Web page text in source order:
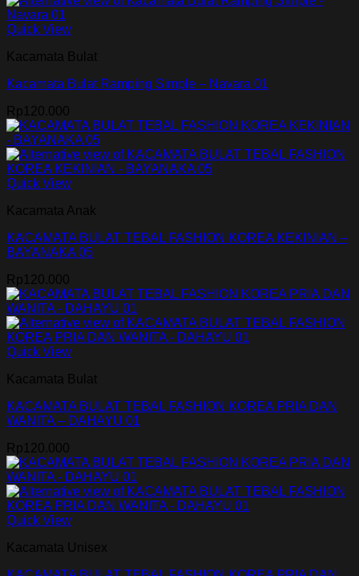
Quick View
Kacamata Bulat
Kacamata Bulat Ramping Simple – Navara 01
Rp 120.000
Quick View
Kacamata Anak
KACAMATA BULAT TEBAL FASHION KOREA KEKINIAN –
BAYANAKA 05
Rp 120.000
Quick View
Kacamata Bulat
KACAMATA BULAT TEBAL FASHION KOREA PRIA DAN
WANITA – DAHAYU 01
Rp 120.000
Quick View
Kacamata Unisex